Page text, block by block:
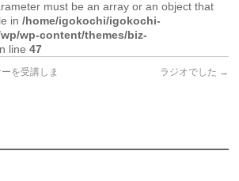
must be an array or an object that
in/home/igokochi/igokochi-
wp-content/themes/biz-
line47
を受講しま
ラジオでした →